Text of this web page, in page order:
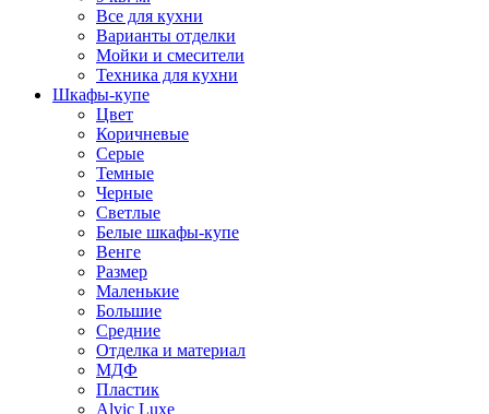
Все для кухни
Варианты отделки
Мойки и смесители
Техника для кухни
Шкафы-купе
Цвет
Коричневые
Серые
Темные
Черные
Светлые
Белые шкафы-купе
Венге
Размер
Маленькие
Большие
Средние
Отделка и материал
МДФ
Пластик
Alvic Luxe